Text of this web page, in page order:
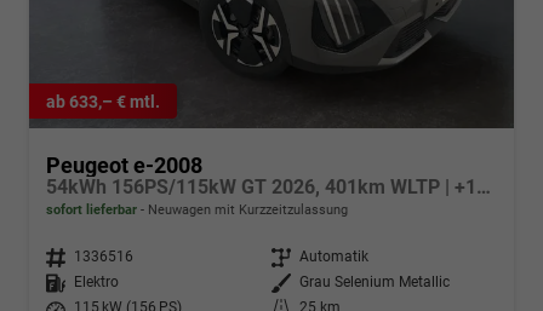
ab 633,– € mtl.
Peugeot e-2008
54kWh 156PS/115kW GT 2026, 401km WLTP | +17" ALU +360-Grad&RFK +Wärmepumpe +Adaptiver Tempomat +Apple CarPlay +SHZ +FULL-LED-Scheinwerfer +Getönte Scheiben
sofort lieferbar Neuwagen mit Kurzzeitzulassung
Fahrzeugnr. 1336516 Getriebe Automatik
Kraftstoff
Elektro Außenfarbe
Grau Selenium Metallic